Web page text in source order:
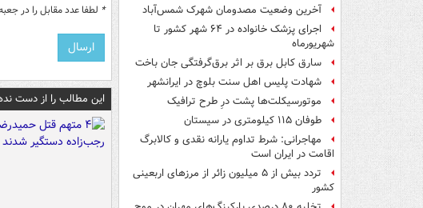
آخرین وضعیت مصدومان شهرک شمس‌آباد
اجرای پزشک خانواده در ۶۴ شهر کشور تا
شهریورماه
سارق کابل برق بر اثر برق‌گرفتگی جان باخت
شهادت پلیس اهل سنت بلوچ در ایرانشهر
موتورسیکلت‌ها پشت درِ طرح ترافیک
طوفان ۱۱۵ کیلومتری در سیستان
مهاجرانی: شرط تداوم یارانه نقدی و کالابرگ
اقامت در ایران است
تردد بیش از ۵ میلیون زائر از مرزهای اربعینی
کشور
* لطفا عدد مقابل را در
این مطالب را از دست